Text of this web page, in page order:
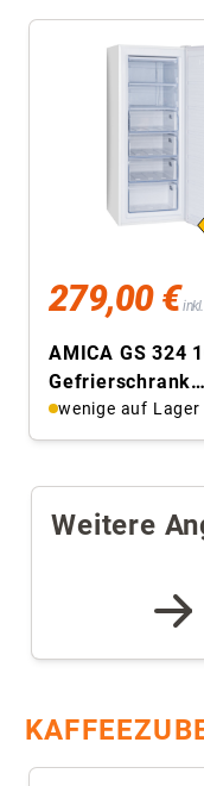
279,00 €
AMICA GS 324
Gefrierschrank
(freistehend,
Nutzinhalt 155
wenige auf Lager
Weitere